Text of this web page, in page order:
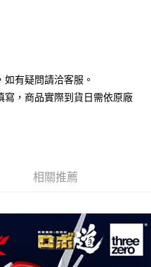
立後會自動跳轉到大哥付的交易
、繳款截止日，確認付款後即完
後續交易確認頁面所載為準。
遇審核未通過，訂單將自動取
（以下簡稱本公司）所提供，讓
服務，並由商店將買賣／分期付款
公司帳單繳交帳款。
運費
免運費
運費
有疑問請洽客服。
，商品實際到貨日需依原廠
相關推薦